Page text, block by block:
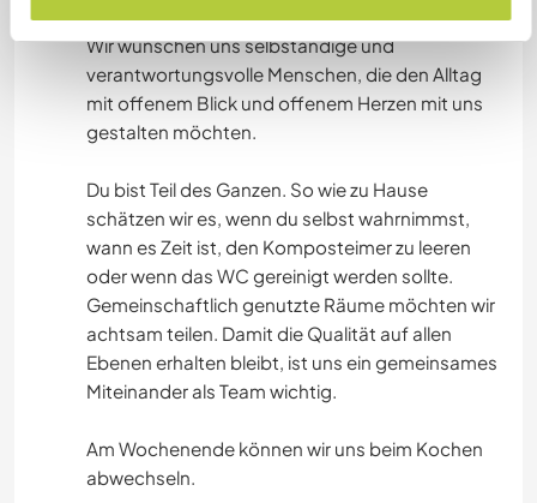
Wir wünschen uns selbständige und
verantwortungsvolle Menschen, die den Alltag
mit offenem Blick und offenem Herzen mit uns
gestalten möchten.
Du bist Teil des Ganzen. So wie zu Hause
schätzen wir es, wenn du selbst wahrnimmst,
wann es Zeit ist, den Komposteimer zu leeren
oder wenn das WC gereinigt werden sollte.
Gemeinschaftlich genutzte Räume möchten wir
achtsam teilen. Damit die Qualität auf allen
Ebenen erhalten bleibt, ist uns ein gemeinsames
Miteinander als Team wichtig.
Am Wochenende können wir uns beim Kochen
abwechseln.